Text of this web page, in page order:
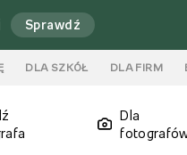
Sprawdź
DLA SZKÓŁ DLA FIRM
Dla